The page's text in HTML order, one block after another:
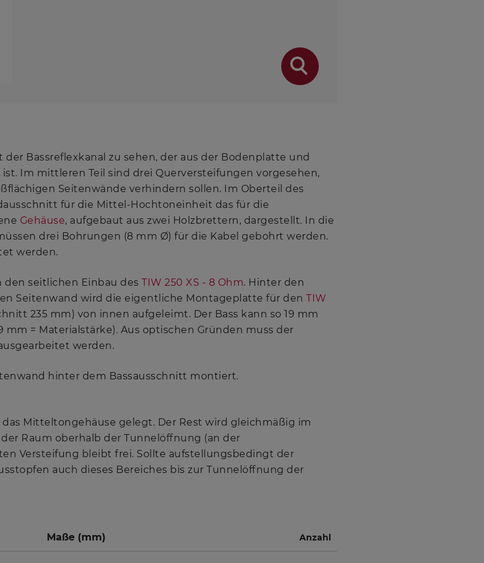
Bassreflexkanal zu sehen, der aus der Bodenplatte und
Im mittleren Teil sind drei Querversteifungen vorgesehen,
Seitenwände verhindern sollen. Im Oberteil des
für die Mittel-Hochtoneinheit das für die
Gehäuse, aufgebaut aus zwei Holzbrettern, dargestellt. In die
drei Bohrungen (8 mm Ø) für die Kabel gebohrt werden.
werden.
seitlichen Einbau des TIW 250 XS - 8 Ohm. Hinter den
Seitenwand wird die eigentliche Montageplatte für den TIW
235 mm) von innen aufgeleimt. Der Bass kann so 19 mm
= Materialstärke). Aus optischen Gründen muss der
werden.
hinter dem Bassausschnitt montiert.
Mitteltongehäuse gelegt. Der Rest wird gleichmäßig im
Raum oberhalb der Tunnelöffnung (an der
Versteifung bleibt frei. Sollte aufstellungsbedingt der
auch dieses Bereiches bis zur Tunnelöffnung der
Maße (mm) Anzahl